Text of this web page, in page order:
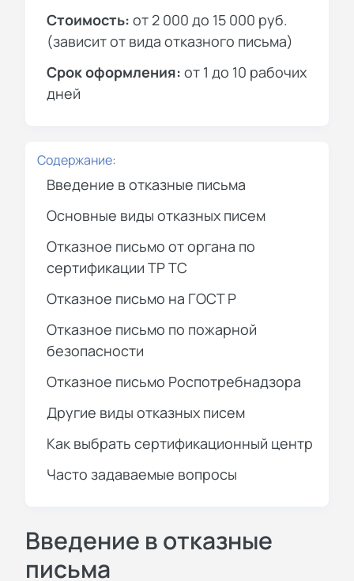
Стоимость: от 2 000 до 15 000 руб.
(зависит от вида отказного письма)
Срок оформления: от 1 до 10 рабочих
дней
Содержание:
Введение в отказные письма
Основные виды отказных писем
Отказное письмо от органа по
сертификации ТР ТС
Отказное письмо на ГОСТ Р
Отказное письмо по пожарной
безопасности
Отказное письмо Роспотребнадзора
Другие виды отказных писем
Как выбрать сертификационный центр
Часто задаваемые вопросы
Введение в отказные
письма